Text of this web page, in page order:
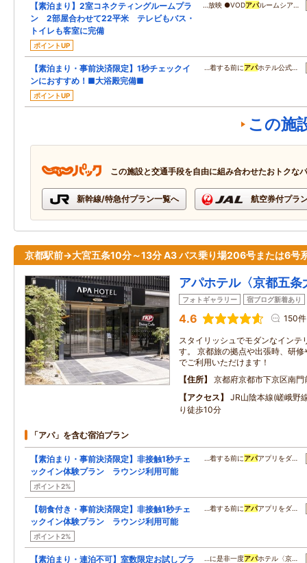
【素泊まり】2室コネクティングルームプラ
ン 2部屋合わせて22平米 テレビもバス・
トイレも客室に完備
ポイントUP
…放映 ●VODアパルームシア…
【素泊まり・事前決済限定】1秒チェックイ
ンにおすすめ！■大浴殿完備■
ポイントUP
…着する前にアパホテル公式…
この施
この施設と交通手段を自由に組み合わせたおトクな
新幹線/特急付プラン一覧へ 航空券付プラ
京都駅前→大宮五条10分～13分 A3 バス乗り場206号または6号
アパホテル〈京都五条
フォトギャラリー 宿ブログ新着あり
4.6 150件
スタイリッシュでモダンなインテ
す。 京都旅の拠点や出張時、研
でご利用いただけます！
住所
京都府京都市下京区南門
アクセス
JR山陰本線(嵯峨野
り徒歩10分
「アパ」を含む宿泊プラン
【素泊まり・事前決済限定】非接触1秒チェ
ックイン体験プラン ラウンジ利用可能
ポイント2%
…着する前にアパアプリをダ…
【朝食付き・事前決済限定】非接触1秒チェ
ックイン体験プラン ラウンジ利用可能
ポイント2%
…着する前にアパアプリをダ…
【素泊まり・連泊不可】室数限定お試しプラ …に是非一度アパホテル〈京…